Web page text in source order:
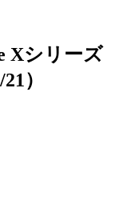
Xシリーズ
）